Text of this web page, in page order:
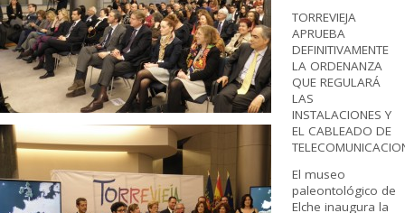
TORREVIEJA
APRUEBA
DEFINITIVAMENTE
LA ORDENANZA
QUE REGULARÁ
LAS
INSTALACIONES Y
EL CABLEADO DE
El museo
paleontológico de
Elche inaugura la